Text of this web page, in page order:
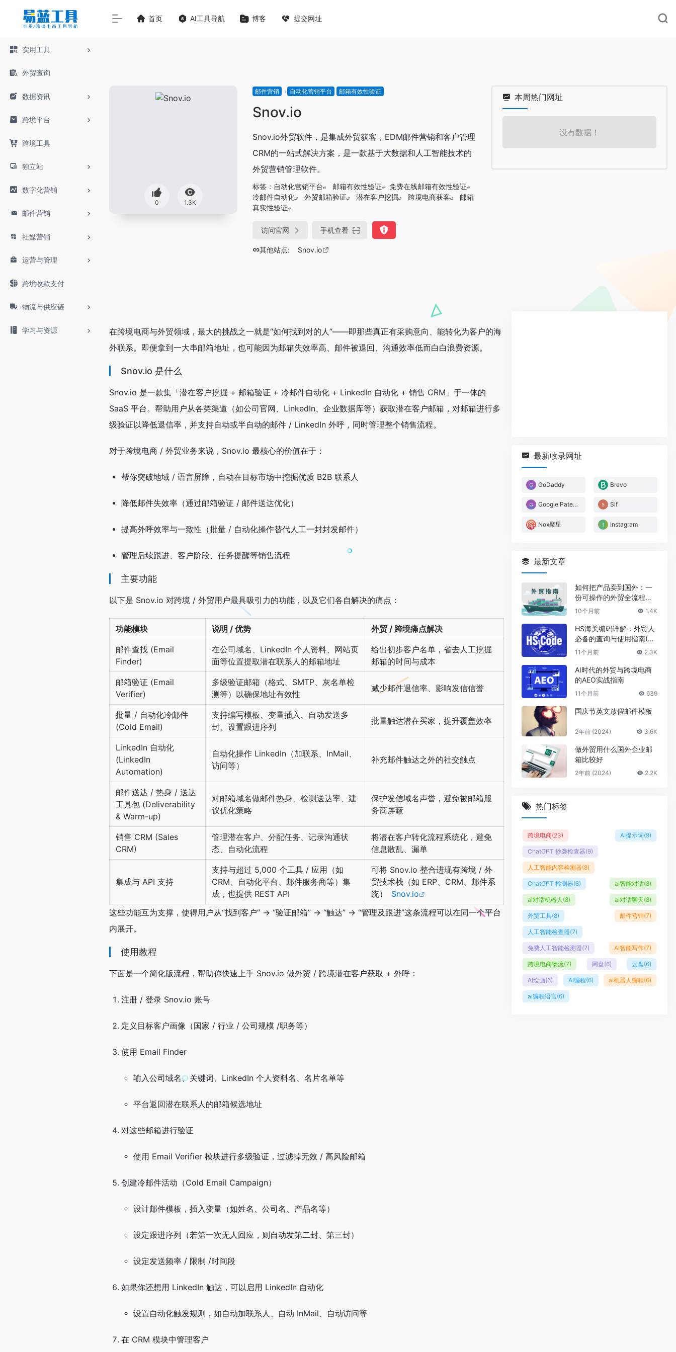
实用工具
外贸查询
数据资讯
跨境平台
跨境工具
独立站
数字化营销
邮件营销
社媒营销
运营与管理
跨境收款支付
物流与供应链
学习与资源
首页 AI工具导航 博客 提交网址
0 1.3K
邮件营销 自动化营销平台 邮箱有效性验证
Snov.io
Snov.io外贸软件，是集成外贸获客，EDM邮件营销和客户管理
CRM的一站式解决方案，是一款基于大数据和人工智能技术的
外贸营销管理软件。
标签： 自动化营销平台 邮箱有效性验证
免费在线邮箱有效性验证
冷邮件自动化
外贸邮箱验证 潜在客户挖掘 跨境电商获客
邮箱
真实性验证
访问官网 手机查看
其他站点: Snov.io
本周热门网址
没有数据！
在跨境电商与外贸领域，最大的挑战之一就是“如何找到对的人”——即那些真正有采购意向、能转化为客户的海
外联系。即便拿到一大串邮箱地址，也可能因为邮箱失效率高、邮件被退回、沟通效率低而白白浪费资源。
Snov.io 是什么
Snov.io 是一款集「潜在客户挖掘 + 邮箱验证 + 冷邮件自动化 + LinkedIn 自动化 + 销售 CRM」于一体的
SaaS 平台。帮助用户从各类渠道（如公司官网、LinkedIn、企业数据库等）获取潜在客户邮箱，对邮箱进行多
级验证以降低退信率，并支持自动或半自动的邮件 / LinkedIn 外呼，同时管理整个销售流程。
对于跨境电商 / 外贸业务来说，Snov.io 最核心的价值在于：
帮你突破地域 / 语言屏障，自动在目标市场中挖掘优质 B2B 联系人
降低邮件失效率（通过邮箱验证 / 邮件送达优化）
提高外呼效率与一致性（批量 / 自动化操作替代人工一封封发邮件）
管理后续跟进、客户阶段、任务提醒等销售流程
主要功能
以下是 Snov.io 对跨境 / 外贸用户最具吸引力的功能，以及它们各自解决的痛点：
功能模块 说明 / 优势 外贸 / 跨境痛点解决
邮件查找 (Email
Finder)
在公司域名、LinkedIn 个人资料、网站页
面等位置提取潜在联系人的邮箱地址
给出初步客户名单，省去人工挖掘
邮箱的时间与成本
邮箱验证 (Email
Verifier)
多级验证邮箱（格式、SMTP、灰名单检
测等）以确保地址有效性
减少邮件退信率、影响发信信誉
批量 / 自动化冷邮件
(Cold Email)
支持编写模板、变量插入、自动发送多
封、设置跟进序列
批量触达潜在买家，提升覆盖效率
LinkedIn 自动化
(LinkedIn
Automation)
自动化操作 LinkedIn（加联系、InMail、
访问等）
补充邮件触达之外的社交触点
邮件送达 / 热身 / 送达
工具包 (Deliverability
& Warm-up)
对邮箱域名做邮件热身、检测送达率、建
议优化策略
保护发信域名声誉，避免被邮箱服
务商屏蔽
销售 CRM (Sales
CRM)
管理潜在客户、分配任务、记录沟通状
态、自动化流程
将潜在客户转化流程系统化，避免
信息散乱、漏单
集成与 API 支持
支持与超过 5,000 个工具 / 应用（如
CRM、自动化平台、邮件服务商等）集
成，也提供 REST API
可将 Snov.io 整合进现有跨境 / 外
贸技术栈（如 ERP、CRM、邮件系
统）
Snov.io
这些功能互为支撑，使得用户从“找到客户” → “验证邮箱” → “触达” → “管理及跟进”这条流程可以在同一个平台
内展开。
使用教程
下面是一个简化版流程，帮助你快速上手 Snov.io 做外贸 / 跨境潜在客户获取 + 外呼：
注册 / 登录 Snov.io 账号
定义目标客户画像（国家 / 行业 / 公司规模 /职务等）
使用 Email Finder
输入公司域名、关键词、LinkedIn 个人资料名、名片名单等
平台返回潜在联系人的邮箱候选地址
对这些邮箱进行验证
使用 Email Verifier 模块进行多级验证，过滤掉无效 / 高风险邮箱
创建冷邮件活动（Cold Email Campaign）
设计邮件模板，插入变量（如姓名、公司名、产品名等）
设定跟进序列（若第一次无人回应，则自动发第二封、第三封）
设定发送频率 / 限制 /时间段
如果你还想用 LinkedIn 触达，可以启用 LinkedIn 自动化
设置自动化触发规则，如自动加联系人、自动 InMail、自动访问等
在 CRM 模块中管理客户
最新收录网址
GoDaddy Brevo
Google Patents免费专利检索平台 Sif
Nox聚星 Instagram
最新文章
如何把产品卖到国外：一
份可操作的外贸全流程指
南2025
10个月前 1.4K
HS海关编码详解：外贸人
必备的查询与使用指南(20
25)
11个月前 2.3K
AI时代的外贸与跨境电商
的AEO实战指南
11个月前 639
国庆节英文放假邮件模板
2年前 (2024) 3.6K
做外贸用什么国外企业邮
箱比较好
2年前 (2024) 2.2K
热门标签
跨境电商(23) AI提示词(9)
ChatGPT 抄袭检查器(9)
人工智能内容检测器(8)
ChatGPT 检测器(8) ai智能对话(8)
ai对话机器人 (8) ai对话聊天(8)
外贸工具(8) 邮件营销(7)
人工智能检查器(7)
免费人工智能检测器(7) AI智能写作(7)
跨境电商物流(7) 网盘(6) 云盘(6)
AI绘画(6) AI编程(6) ai机器人编程(6)
ai编程语言(6)